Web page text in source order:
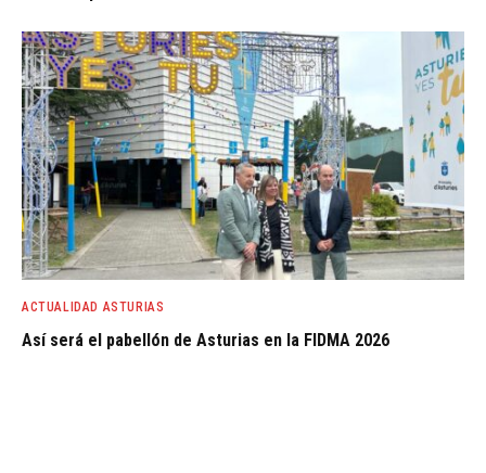
ACTUALIDAD ASTURIAS
Así será el pabellón de Asturias en la FIDMA 2026